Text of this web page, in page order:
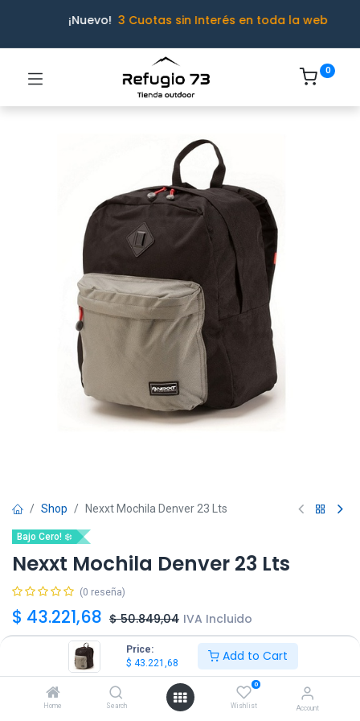
Price:
$ 43.221,68 Add to Cart
Home Search
0
Wishlist Account
¡Nuevo! 3 Cuotas sin Interés en toda la web
0
Shop Nexxt Mochila Denver 23 Lts
Bajo Cero! ❄️
Nexxt Mochila Denver 23 Lts
(0 reseña)
$ 43.221,68 $50.849,04 IVA Incluido